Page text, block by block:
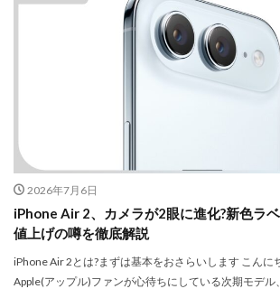
2026年7月6日
iPhone Air 2、カメラが2眼に進化?新色ラ
値上げの噂を徹底解説
iPhone Air 2とは?まずは基本をおさらいします こんに
Apple(アップル)ファンが心待ちにしている次期モデル
iPhone17Air 発売日
iPhone17e
iPhone17e 発売日
iphone17promax
iPhone18ProMAX
iPhoneSE
iPhoneSE 4
iPhoneSE 4
iPhoneSE 4 リーク
iPhoneサブスク
iPhone値上げ